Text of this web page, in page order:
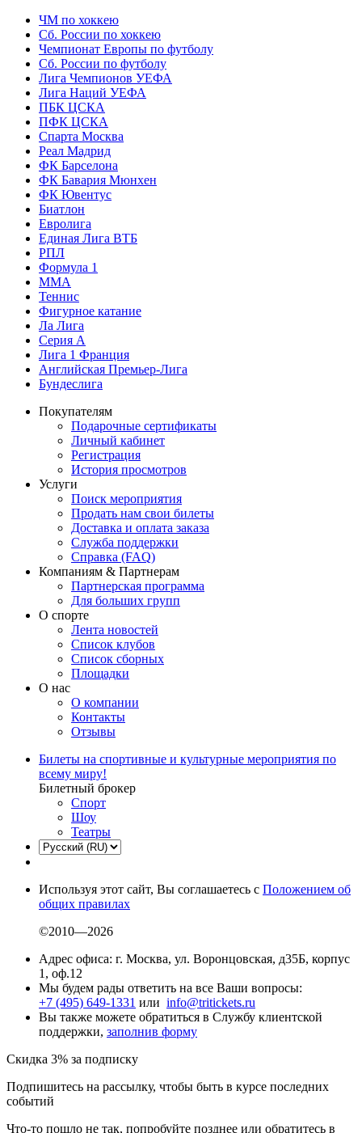
ЧМ по хоккею
Сб. России по хоккею
Чемпионат Европы по футболу
Сб. России по футболу
Лига Чемпионов УЕФА
Лига Наций УЕФА
ПБК ЦСКА
ПФК ЦСКА
Спарта Москва
Реал Мадрид
ФК Барселона
ФК Бавария Мюнхен
ФК Ювентус
Биатлон
Евролига
Единая Лига ВТБ
РПЛ
Формула 1
MMA
Теннис
Фигурное катание
Ла Лига
Серия А
Лига 1 Франция
Английская Премьер-Лига
Бундеслига
Покупателям
Подарочные сертификаты
Личный кабинет
Регистрация
История просмотров
Услуги
Поиск мероприятия
Продать нам свои билеты
Доставка и оплата заказа
Служба поддержки
Справка (FAQ)
Компаниям & Партнерам
Партнерская программа
Для больших групп
О спорте
Лента новостей
Список клубов
Список сборных
Площадки
О нас
О компании
Контакты
Отзывы
Билеты на спортивные и культурные мероприятия по
всему миру!
Билетный брокер
Спорт
Шоу
Театры
Используя этот сайт, Вы соглашаетесь с Положением об
общих правилах
©2010—2026
Адрес офиса: г. Москва, ул. Воронцовская, д35Б, корпус
1, оф.12
Мы будем рады ответить на все Ваши вопросы:
+7 (495) 649-1331 или info@tritickets.ru
Вы также можете обратиться в Службу клиентской
поддержки, заполнив форму
Скидка 3% за подписку
Подпишитесь на рассылку, чтобы быть в курсе последних
событий
Что-то пошло не так, попробуйте позднее или обратитесь в